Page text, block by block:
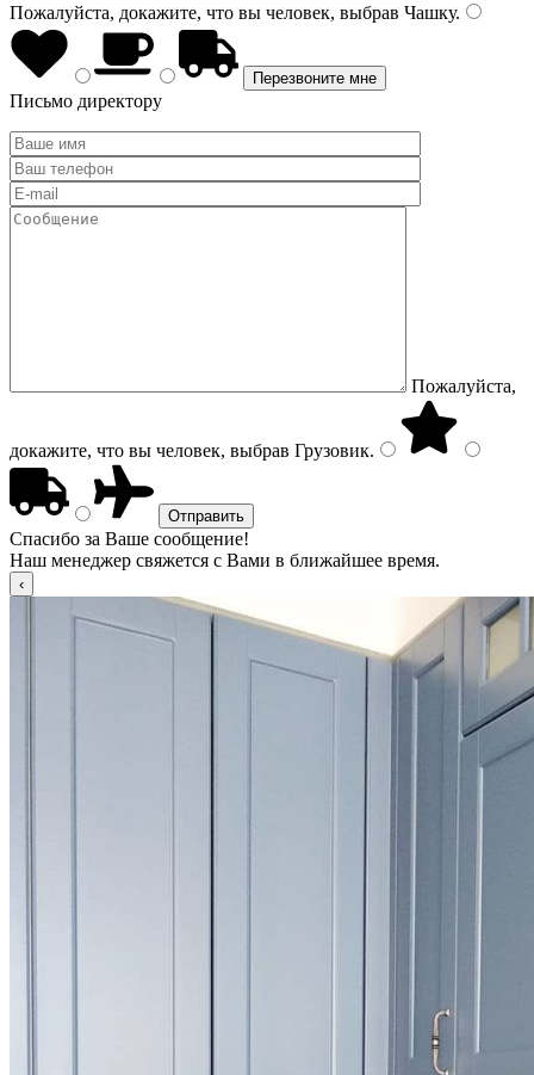
Пожалуйста, докажите, что вы человек, выбрав Чашку.
Письмо директору
Пожалуйста,
докажите, что вы человек, выбрав Грузовик.
Спасибо за Ваше сообщение!
Наш менеджер свяжется с Вами в ближайшее время.